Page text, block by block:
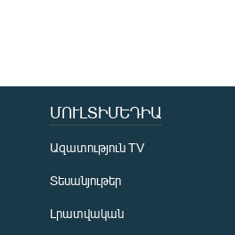
ՄՈՒԼՏԻՄԵԴԻԱ
Ազատություն TV
Տեսանյութեր
Լրատվական